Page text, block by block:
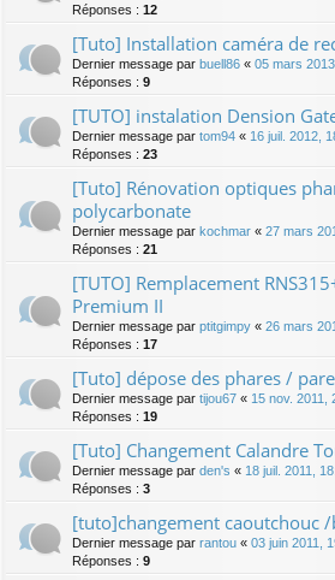
Réponses : 12
[Tuto] Installation caméra de
Dernier message par buell86 « 05 mars
Réponses : 9
[TUTO] instalation Dension
Dernier message par tom94 « 16 juil. 2012,
Réponses : 23
[Tuto] Rénovation optiques
polycarbonate
Dernier message par kochmar « 27 mars
Réponses : 21
[TUTO] Remplacement
Premium II
Dernier message par ptitgimpy « 26 mars
Réponses : 17
[Tuto] dépose des phares /
Dernier message par tijou67 « 15 nov. 2011,
Réponses : 19
[Tuto] Changement Calandre
Dernier message par den's « 18 juil. 2011,
Réponses : 3
[tuto]changement caoutchouc /
Dernier message par rantou « 03 juin 2011,
Réponses : 9